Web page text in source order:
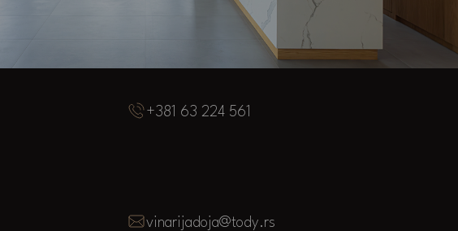
+381 63 224 561
vinarijadoja@tody.rs